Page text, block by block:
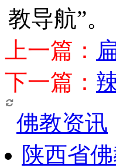
教导航”。
上一篇：
下一篇：
佛教资讯
陕西省